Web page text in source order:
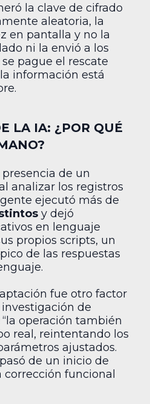
la clave de cifrado
aleatoria, la
en pantalla y no la
ni la envió a los
pague el rescate
información está
LA IA: ¿POR QUÉ
de un
analizar los registros
ejecutó más de
y dejó
en lenguaje
propios scripts, un
de las respuestas
fue otro factor
de
operación también
real, reintentando los
ajustados.
de un inicio de
funcional